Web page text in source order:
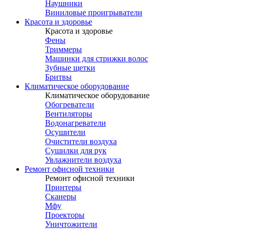
Наушники
Виниловые проигрыватели
Красота и здоровье
Красота и здоровье
Фены
Триммеры
Машинки для стрижки волос
Зубные щетки
Бритвы
Климатическое оборудование
Климатическое оборудование
Обогреватели
Вентиляторы
Водонагреватели
Осушители
Очистители воздуха
Сушилки для рук
Увлажнители воздуха
Ремонт офисной техники
Ремонт офисной техники
Принтеры
Сканеры
Мфу
Проекторы
Уничтожители